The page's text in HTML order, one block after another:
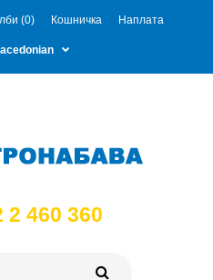
(0) Кошничка Наплата
2 460 360